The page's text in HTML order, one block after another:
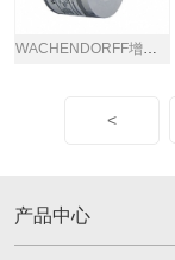
WACHENDORFF增量实心轴编码器
<
产品中心